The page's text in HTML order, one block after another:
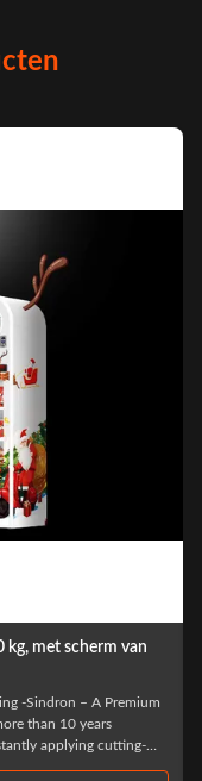
met scherm van
Sindron – A Premium
than 10 years
applying cutting-